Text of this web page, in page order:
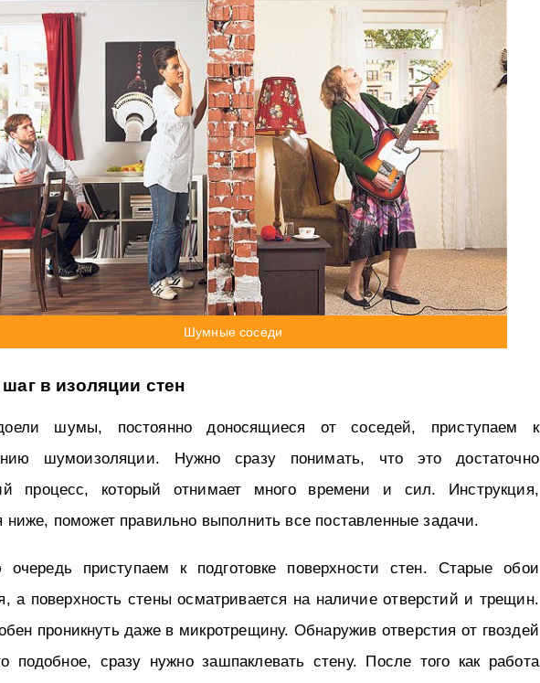
Шумные соседи
в изоляции стен
шумы, постоянно доносящиеся от соседей, приступаем к
шумоизоляции. Нужно сразу понимать, что это достаточно
процесс, который отнимает много времени и сил. Инструкция,
ниже, поможет правильно выполнить все поставленные задачи.
приступаем к подготовке поверхности стен. Старые обои
а поверхность стены осматривается на наличие отверстий и трещин.
проникнуть даже в микротрещину. Обнаружив отверстия от гвоздей
подобное, сразу нужно зашпаклевать стену. После того как работа